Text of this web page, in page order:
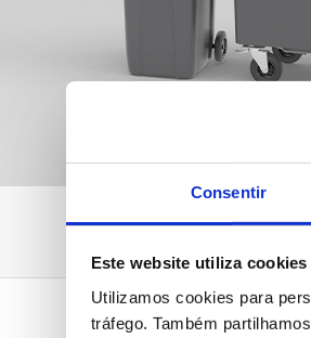
Consentir
Este website utiliza cookies
Utilizamos cookies para
tráfego. Também